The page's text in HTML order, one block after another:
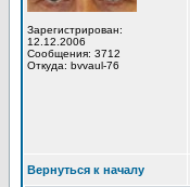
Зарегистрирован:
12.12.2006
Сообщения: 3712
Откуда: bvvaul-76
Вернуться к началу